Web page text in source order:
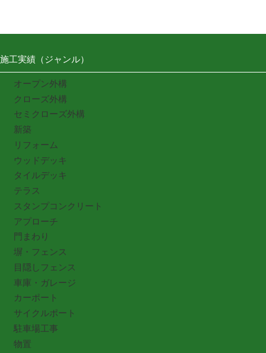
施工実績（ジャンル）
オープン外構
クローズ外構
セミクローズ外構
新築
リフォーム
ウッドデッキ
タイルデッキ
テラス
スタンプコンクリート
アプローチ
門まわり
塀・フェンス
目隠しフェンス
車庫・ガレージ
カーポート
サイクルポート
駐車場工事
物置